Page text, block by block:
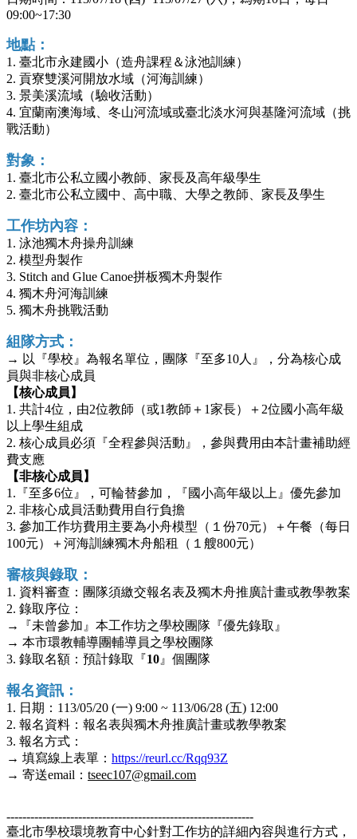
09:00~17:30
地點：
1. 臺北市永建國小（造舟課程＆泳池訓練）
2. 貢寮雙溪河開放水域（河海訓練）
3. 景美溪流域（驗收活動）
4. 宜蘭南澳海域、冬山河流域或臺北淡水河與基隆河流域（挑
戰活動）
對象：
1. 臺北市公私立國小教師、家長及高年級學生
2. 臺北市公私立國中、高中職、大學之教師、家長及學生
工作坊內容：
1. 泳池獨木舟操舟訓練
2. 模型舟製作
3. Stitch and Glue Canoe拼板獨木舟製作
4. 獨木舟河海訓練
5. 獨木舟挑戰活動
組隊方式：
→ 以『學校』為報名單位，團隊『至多10人』，分為核心成
員與非核心成員
【核心成員】
1. 共計4位，由2位教師（或1教師＋1家長）＋2位國小高年級
以上學生組成
2. 核心成員必須『全程參與活動』，參與費用由本計畫補助經
費支應
【非核心成員】
1.『至多6位』，可輪替參加，『國小高年級以上』優先參加
2. 非核心成員活動費用自行負擔
3. 參加工作坊費用主要為小舟模型（１份70元）＋午餐（每日
100元）＋河海訓練獨木舟船租（１艘800元）
審核與錄取：
1. 資料審查：團隊須繳交報名表及獨木舟推廣計畫或教學教案
2. 錄取序位：
→『未曾參加』本工作坊之學校團隊『優先錄取』
→ 本市環教輔導團輔導員之學校團隊
3. 錄取名額：預計錄取『10 』個團隊
報名資訊：
1. 日期：113/05/20 (一) 9:00 ~ 113/06/28 (五) 12:00
2. 報名資料：報名表與獨木舟推廣計畫或教學教案
3. 報名方式：
→ 填寫線上表單： https://reurl.cc/Rqq93Z
→ 寄送email： tseec107@gmail.com
--------------------------------------------------------------
臺北市學校環境教育中心針對工作坊的詳細內容與進行方式，